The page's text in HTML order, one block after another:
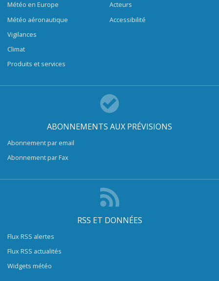
Météo en Europe
Météo aéronautique
Vigilances
Climat
Produits et services
Acteurs
Accessibilité
ABONNEMENTS AUX PRÉVISIONS
Abonnement par email
Abonnement par Fax
RSS ET DONNÉES
Flux RSS alertes
Flux RSS actualités
Widgets météo